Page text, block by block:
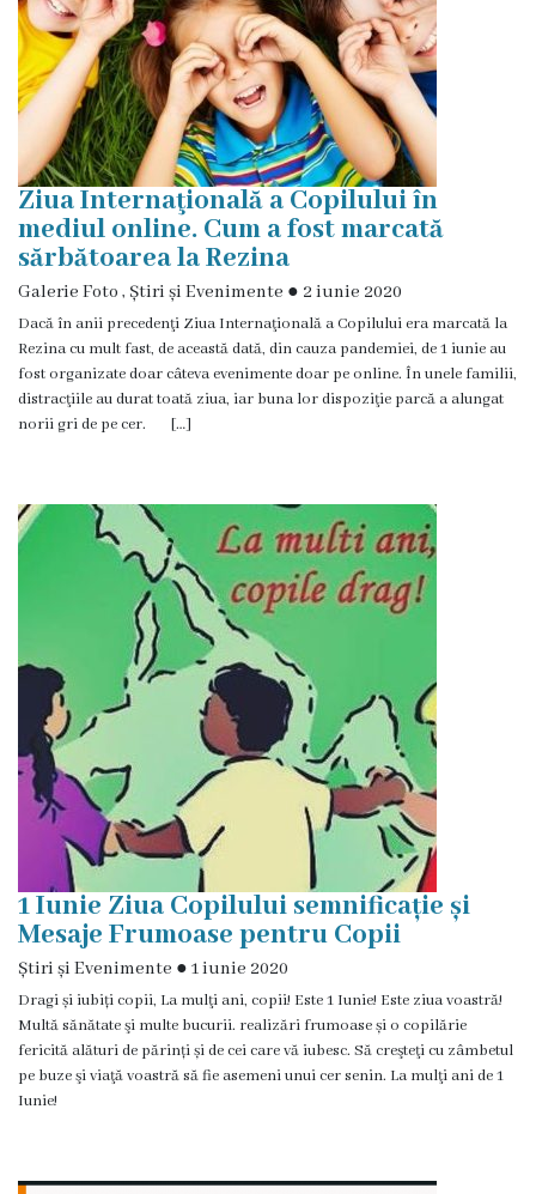
subordonate
Grădinița
nr.1
,,Leagănul
copilăriei”
Grădinița
nr.2
,,Andrieș”
Grădinița
,,Bucuria”
Grădinița
,,Cocoșelul
de
Aur”
Î.M
,,Servicii
Comunal
-
Locative”
or.Rezina.
Î.M
Ziua Internaţională a Copilului în
mediul online. Cum a fost marcată
sărbătoarea la Rezina
Galerie Foto , Știri și Evenimente ● 2 iunie 2020
Dacă în anii precedenţi Ziua Internaţională a Copilului era marcată la
Rezina cu mult fast, de această dată, din cauza pandemiei, de 1 iunie au
fost organizate doar câteva evenimente doar pe online. În unele familii,
distracţiile au durat toată ziua, iar buna lor dispoziţie parcă a alungat
norii gri de pe cer. […]
1 Iunie Ziua Copilului semnificație și
Mesaje Frumoase pentru Copii
Știri și Evenimente ● 1 iunie 2020
Dragi și iubiți copii, La mulţi ani, copii! Este 1 Iunie! Este ziua voastră!
Multă sănătate şi multe bucurii. realizări frumoase și o copilărie
fericită alături de părinți și de cei care vă iubesc. Să creşteţi cu zâmbetul
pe buze şi viaţă voastră să fie asemeni unui cer senin. La mulţi ani de 1
Iunie!